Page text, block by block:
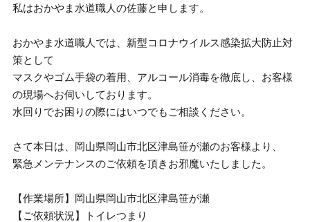
私はおかやま水道職人の佐藤と申します。
おかやま水道職人では、新型コロナウイルス感染拡大防止対
策として
マスクやゴム手袋の着用、アルコール消毒を徹底し、お客様
の現場へお伺いしております。
水回りでお困りの際にはいつでもご相談ください。
さて本日は、岡山県岡山市北区津島笹が瀬のお客様より、
緊急メンテナンスのご依頼を頂きお邪魔いたしました。
【作業場所】岡山県岡山市北区津島笹が瀬
【ご依頼状況】トイレつまり